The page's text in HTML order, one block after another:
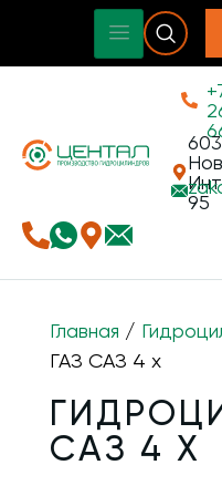
95
Главная /
ГАЗ САЗ 4 х
САЗ 4 Х